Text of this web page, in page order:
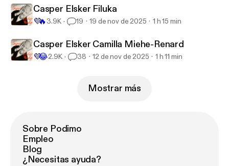
Casper Elsker Filuka
💜🔥 3.9K 19 19 de nov de 2025 1 h 15 min
Casper Elsker Camilla Miehe-Renard
💜😂2.9K 38 12 de nov de 2025 1 h 11 min
Mostrar más
Sobre Podimo
Empleo
Blog
¿Necesitas ayuda?